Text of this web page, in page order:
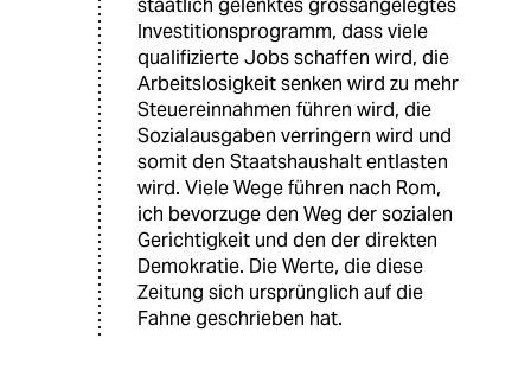
staatlich gelenktes grossangelegtes
Investitionsprogramm, dass viele
qualifizierte Jobs schaffen wird, die
Arbeitslosigkeit senken wird zu mehr
Steuereinnahmen führen wird, die
Sozialausgaben verringern wird und
somit den Staatshaushalt entlasten
wird. Viele Wege führen nach Rom,
ich bevorzuge den Weg der sozialen
Gerichtigkeit und den der direkten
Demokratie. Die Werte, die diese
Zeitung sich ursprünglich auf die
Fahne geschrieben hat.